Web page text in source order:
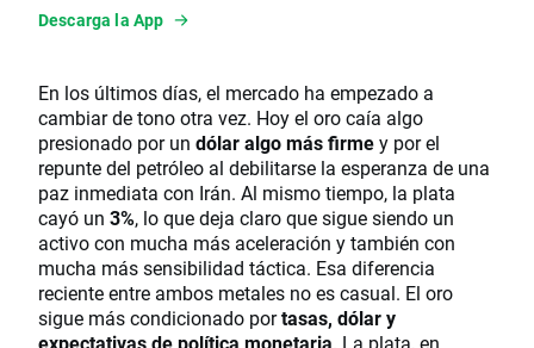
Descarga la App
En los últimos días, el mercado ha empezado a
cambiar de tono otra vez. Hoy el oro caía algo
presionado por un dólar algo más firmey por el
repunte del petróleo al debilitarse la esperanza de una
paz inmediata con Irán. Al mismo tiempo, la plata
cayó un 3%, lo que deja claro que sigue siendo un
activo con mucha más aceleración y también con
mucha más sensibilidad táctica. Esa diferencia
reciente entre ambos metales no es casual. El oro
sigue más condicionado portasas, dólar y
expectativas de política monetaria. La plata, en